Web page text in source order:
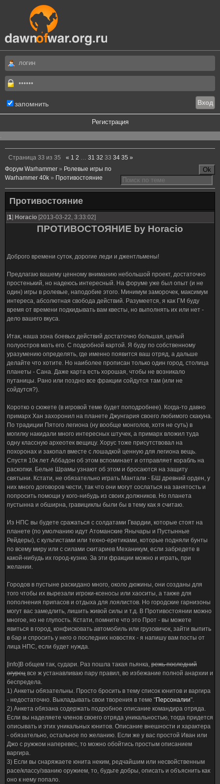
запомнить
Регистрация
.
Страница 33 из 35 « 1 2 … 31 32 33 34 35 »
Форум Warhammer » Ролевые игры по
Warhammer 40k » Противостояние
Противостояние
[1] Horacio [2013-03-22, 3:33:02]
ПРОТИВОСТОЯНИЕ by Horacio
Доброго времени суток, дорогие леди и джентльмены!
Предлагаю вашему ценному вниманию небольшой проект, достаточно
простенький, но надеюсь интересный. На форуме уже был опыт (и не
один) игры в ролевые, наподобие этого. Минимум заморочек, максимум
интереса, абсолютная свобода действий. Разумеется, я как ГМ буду
время от времени подкидывать вам квесты, но выполнять их или нет -
дело вашего вкуса.
Итак, наша зона боевых действий достаточно большая, целый
полуостров мать его. С подробной картой. Я буду по собственному
уразумению определять, где именно появится ваш отряд, а дальше
делайте что хотите. Но наиболее прописан только один город, столица
планеты - Сана. Даже карта есть хорошая, чтобы не возникало
путаницы. Рано или поздно все фракции сойдутся там (или не
сойдутся?).
Коротко о сюжете (в игровой теме будет поподробнее). Когда-то давно
примарх Хан захоронил на планете Джунгария своего любимого скакуна.
По традиции Пятого легиона (ну вообще монголов, хотя не суть) в
могилку накидали много интересных штучек, а примарх вложил туда
одну классную археотек вещицу. Хорус тоже присутствовал на
похоронах и закопал вместе с лошадкой ценную для легиона вещь.
Спустя 10к лет Аббадон об этом вспоминает и отправляет корабль на
раскопки. Белые Шрамы узнают об этом и бросаются на защиту
святыни. Кстати, не обязательно играть Мантали - БШ древний орден, у
них много договоров чести, так что они могут сослаться на занятость и
попросить помощи у кого-нибудь из своих должников. Но планета
пустынна и обширна, гравициклы были бы в тему как я считаю.
Из НПС вы будете сражаться с солдатами Гвардии, которые стоят на
планете (по умолчанию идут Атоманские Янычары и Пустынные
Рейдеры), с культистами или техно-еретиками, которые подняли бунты
по всему миру или с силами скитариев Механикум, если забредете в
какой-нибудь их город-кузню. За эти фракции можно и играть, при
желании.
Городов в пустыне раскидано много, около дюжины, они созданы для
того чтобы их вырезали игроки-ксеносы или хаоситы, а также для
пополнения припасов и отдыха для лоялистов. Но городские гарнизоны
могут вас замедлить, лишить живой силы и т.д. В Противостоянии можно
многое, но не глупость. Кстати, помните что это Прот - вы можете
явиться в город, конфисковать автомобиль или грузовичок, зайти выпить
в бар и спросить у него о последних новостях - я напишу вам посты от
лица НПС, если будет нужда.
[info]В общем так, судари. Раз пошла такая пьянка, режь последний
огурец все ж устанавливаю пару правил, во избежание полной анархии и
беспредела.
1) Анкеты обязательны. Просто бросить в тему список юнитов и варгира
- недостаточно. Выкладывать свои творения в теме "Персоналии".
2) Анкета обязана содержать подробное описание командира отряда.
Если вы наделяете членов своего отряда уникальностью, тогда придется
описывать и этих уникальных юнитов. Описание внешности и характера
- обязательно, остальное по желанию. Если же у вас простой Иван или
Джо с ружжом наперевес, то можно обойтись простым описанием
варгира.
3) Если вы снаряжаете юнита неким, редчайшим или несвойственным
расе/классу/званию оружием, то, будьте добры, описать и объяснить как
оно к нему попало.